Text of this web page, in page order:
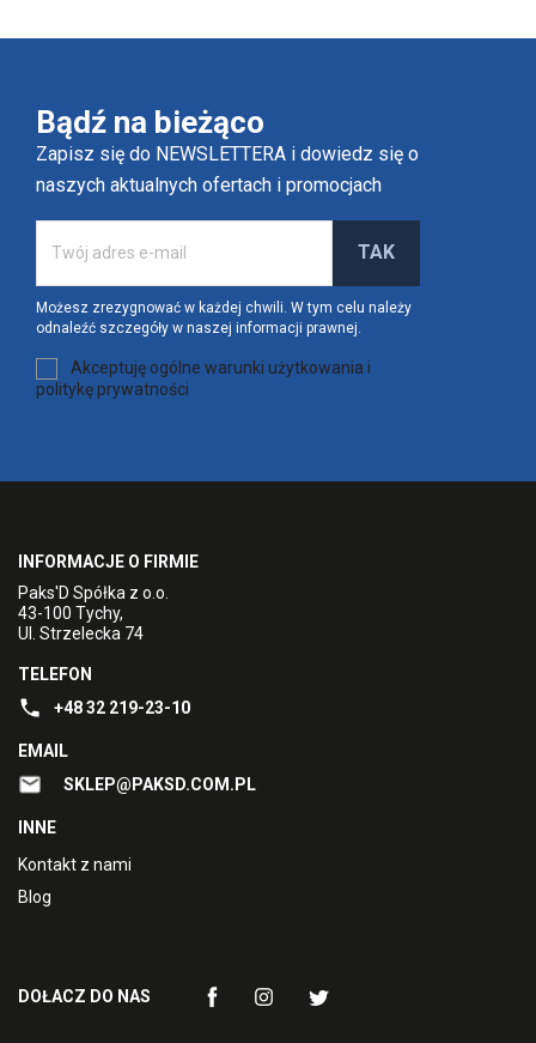
Bądź na bieżąco
Zapisz się do NEWSLETTERA i dowiedz się o
naszych aktualnych ofertach i promocjach
Możesz zrezygnować w każdej chwili. W tym celu należy
odnaleźć szczegóły w naszej informacji prawnej.
Akceptuję ogólne warunki użytkowania i
politykę prywatności
INFORMACJE O FIRMIE
Paks'D Spółka z o.o.
43-100 Tychy,
Ul. Strzelecka 74
TELEFON
+48 32 219-23-10
EMAIL
SKLEP@PAKSD.COM.PL
INNE
Kontakt z nami
Blog
DOŁACZ DO NAS